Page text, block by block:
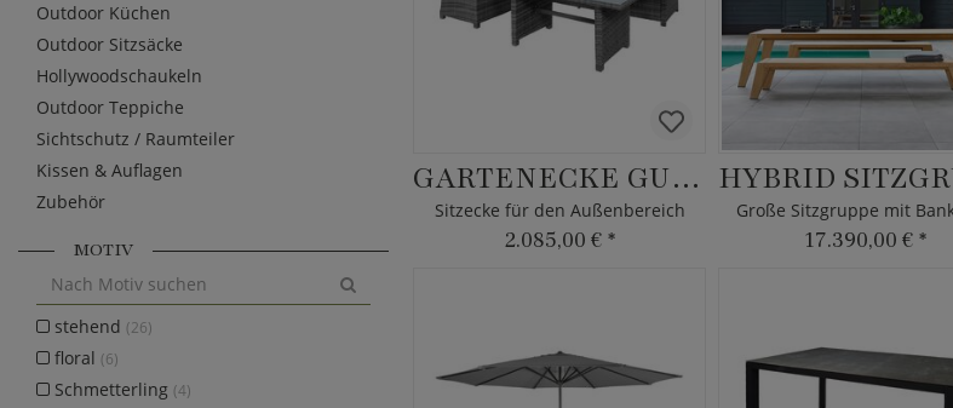
GARTENECKE GURIN
Sitzecke für den Außenbereich
2.085,00 € * 17.390,00 € *
Outdoor Küchen
Outdoor Sitzsäcke
Hollywoodschaukeln
Outdoor Teppiche
Sichtschutz / Raumteiler
Kissen & Auflagen
Zubehör
MOTIV
stehend (26)
floral (6)
Schmetterling (4)